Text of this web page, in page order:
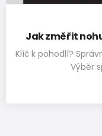
Skladem
veselé ponožky FUNNY
Jak změřit
Klíč k pohodlí?
Výběr